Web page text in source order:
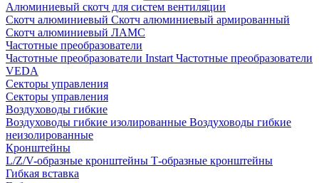
Алюминиевый скотч для систем вентиляции
Скотч алюминиевый Скотч алюминиевый армированный
Скотч алюминиевый ЛАМС
Частотные преобразователи
Частотные преобразователи Instart Частотные преобразователи
VEDA
Секторы управления
Секторы управления
Воздуховоды гибкие
Воздуховоды гибкие изолированные Воздуховоды гибкие
неизолированные
Кронштейны
L/Z/V-образные кронштейны Т-образные кронштейны
Гибкая вставка